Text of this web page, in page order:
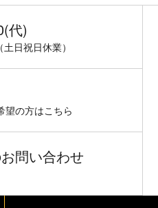
代)
日祝日休業）
望の方はこちら
問い合わせ